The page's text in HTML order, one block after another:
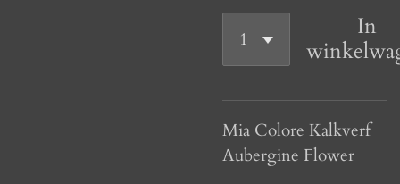
In
Mia Colore Kalkverf
Aubergine Flower